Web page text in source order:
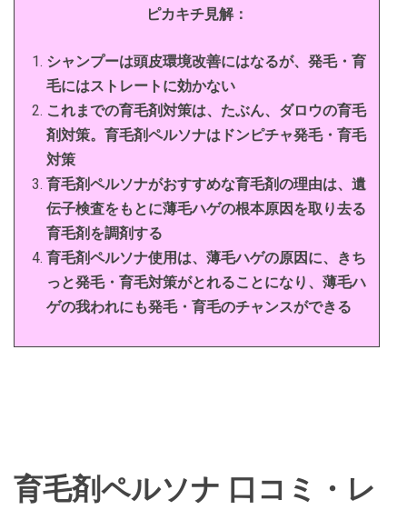
ピカキチ見解：
シャンプーは頭皮環境改善にはなるが、発毛・育
毛にはストレートに効かない
これまでの育毛剤対策は、たぶん、ダロウの育毛
剤対策。育毛剤ペルソナはドンピチャ発毛・育毛
対策
育毛剤ペルソナがおすすめな育毛剤の理由は、遺
伝子検査をもとに薄毛ハゲの根本原因を取り去る
育毛剤を調剤する
育毛剤ペルソナ使用は、薄毛ハゲの原因に、きち
っと発毛・育毛対策がとれることになり、薄毛ハ
ゲの我われにも発毛・育毛のチャンスができる
育毛剤ペルソナ 口コミ・レ